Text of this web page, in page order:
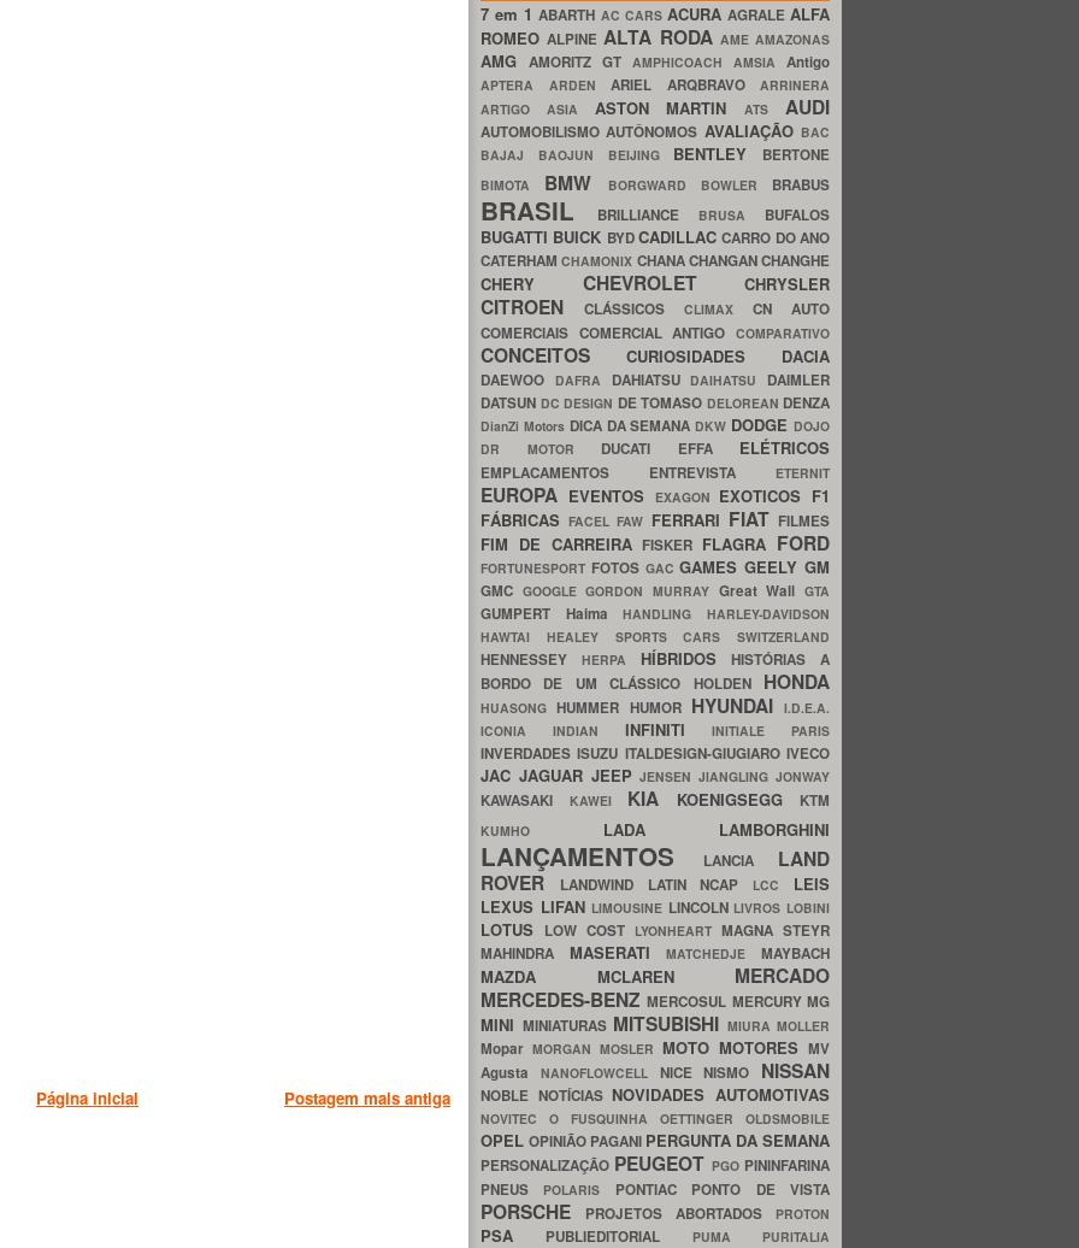
Postagem mais antiga
Página inicial
7 em 1ABARTH AC CARS ACURA AGRALE ALFA
ROMEOALPINEALTA RODA AME AMAZONAS
AMG AMORITZ GT AMPHICOACH AMSIA Antigo
APTERA ARDEN ARIEL ARQBRAVO ARRINERA
ARTIGO ASIA ASTON MARTINATS AUDI
AUTOMOBILISMOAUTÔNOMOS AVALIAÇÃO BAC
BAJAJ BAOJUN BEIJING BENTLEY BERTONE
BIMOTA BMW BORGWARD BOWLER BRABUS
BRASIL BRILLIANCE BRUSA BUFALOS
BUGATTI BUICK BYDCADILLACCARRO DO ANO
CATERHAMCHAMONIX CHANACHANGANCHANGHE
CHERY CHEVROLET CHRYSLER
CITROEN CLÁSSICOS CLIMAX CN AUTO
COMERCIAIS COMERCIAL ANTIGOCOMPARATIVO
CONCEITOS CURIOSIDADES DACIA
DAEWOO DAFRA DAHIATSU DAIHATSU DAIMLER
DATSUN DC DESIGN DE TOMASO DELOREAN DENZA
DianZi Motors DICA DA SEMANA DKW DODGE DOJO
DR MOTOR DUCATI EFFA ELÉTRICOS
EMPLACAMENTOS ENTREVISTA ETERNIT
EUROPA EVENTOS EXAGON EXOTICOS F1
FÁBRICASFACELFAW FERRARI FIAT FILMES
FIM DE CARREIRA FISKER FLAGRA FORD
FORTUNESPORT FOTOS GACGAMESGEELYGM
GMC GOOGLEGORDON MURRAY Great WallGTA
GUMPERT HaimaHANDLINGHARLEY-DAVIDSON
HAWTAI HEALEY SPORTS CARS SWITZERLAND
HENNESSEY HERPA HÍBRIDOSHISTÓRIAS A
BORDO DE UM CLÁSSICO HOLDEN HONDA
HUASONGHUMMER HUMOR HYUNDAI I.D.E.A.
ICONIA INDIAN INFINITIINITIALE PARIS
INVERDADESISUZU ITALDESIGN-GIUGIAROIVECO
JAC JAGUAR JEEPJENSENJIANGLINGJONWAY
KAWASAKI KAWEI KIA KOENIGSEGG KTM
KUMHO LADA LAMBORGHINI
LANÇAMENTOS LANCIA LAND
ROVER
LANDWIND LATIN NCAP LCC LEIS
LEXUS LIFAN LIMOUSINE LINCOLN LIVROS LOBINI
LOTUS LOW COST LYONHEART MAGNA STEYR
MAHINDRA MASERATIMATCHEDJEMAYBACH
MAZDA MCLAREN MERCADO
MERCEDES-BENZMERCOSUL MERCURYMG
MINI MINIATURAS MITSUBISHI MIURA MOLLER
Mopar MORGAN MOSLER MOTO MOTORES MV
Agusta NANOFLOWCELL NICENISMO NISSAN
NOBLE NOTÍCIAS NOVIDADES AUTOMOTIVAS
NOVITEC O FUSQUINHA OETTINGER OLDSMOBILE
OPEL OPINIÃO PAGANI PERGUNTA DA SEMANA
PERSONALIZAÇÃO PEUGEOT PGO PININFARINA
PNEUS
POLARIS PONTIAC PONTO DE VISTA
PORSCHE PROJETOS ABORTADOS PROTON
PSA PUBLIEDITORIAL PUMA PURITALIA